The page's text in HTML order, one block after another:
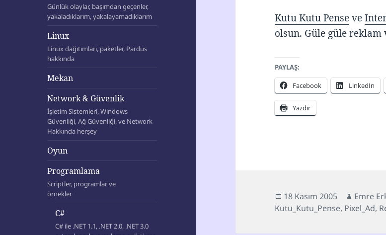
Günlük olaylar, başımdan geçenler,
yakaladıklarım, yakalayamadıklarım
Linux
Linux dağıtımları, paketler, Pardus
hakkında
Mekan
Network & Güvenlik
İşletim Sistemleri, Windows
Güvenliği, Ağ Güvenliği, ve Network
Hakkında herşey
Oyun
Programlama
Scriptler, programlar ve
örnekler
C#
C# ile .NET 1.1, .NET 2.0, .NET 3.0
Kutu Kutu Penseve
olsun. Güle güle reklam
PAYLAŞ:
Facebook LinkedIn
Yazdır
Yayın
tarihi
18 Kasım 2005 Yazar
Emre
Kutu_Kutu_Pense, Pixel_Ad,